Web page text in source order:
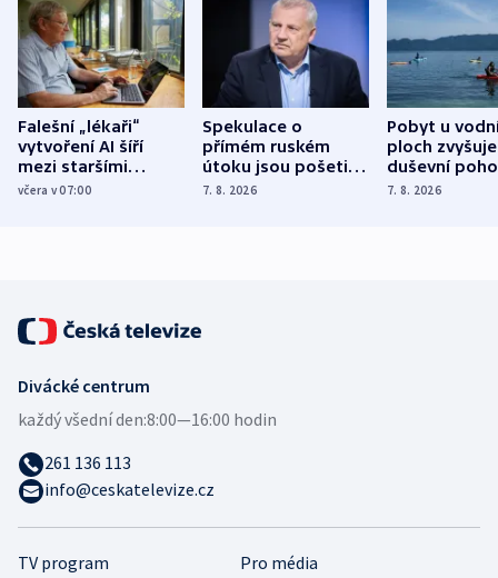
Falešní „lékaři“
vytvoření AI šíří
mezi staršími
Poláky nebezpečné
včera v 07:00
Spekulace o
přímém ruském
útoku jsou pošetilé,
míní estonský
7. 8. 2026
Pobyt u
ploch zvyšuje
duševní
ukázala
7. 8. 2026
TV program
Pro média
Divácké centrum
každý všední den:8:00—16:00 hodin
261 136 113
info@ceskatelevize.cz